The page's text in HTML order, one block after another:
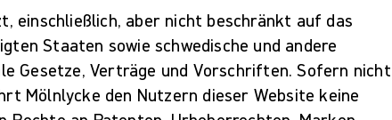
einschließlich, aber nicht beschränkt auf das
Staaten sowie schwedische und andere
Gesetze, Verträge und Vorschriften. Sofern nicht
Mölnlycke den Nutzern dieser Website keine